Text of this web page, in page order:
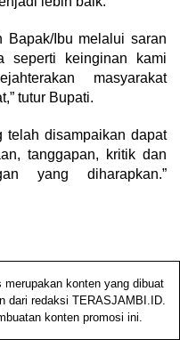
Bapak/Ibu melalui saran
seperti keinginan kami
masyarakat
tutur Bupati.
telah disampaikan dapat
tanggapan, kritik dan
yang diharapkan.”
konten yang dibuat
dari redaksi TERASJAMBI.ID.
konten promosi ini.